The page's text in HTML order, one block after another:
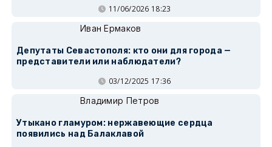
11/06/2026 18:23
Иван Ермаков
Депутаты Севастополя: кто они для города —
представители или наблюдатели?
03/12/2025 17:36
Владимир Петров
Утыкано гламуром: нержавеющие сердца
появились над Балаклавой